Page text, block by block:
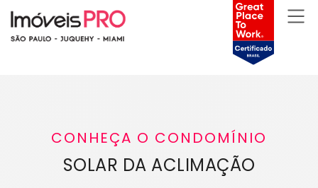
CONHEÇA O CONDOMÍNIO
SOLAR DA ACLIMAÇÃO